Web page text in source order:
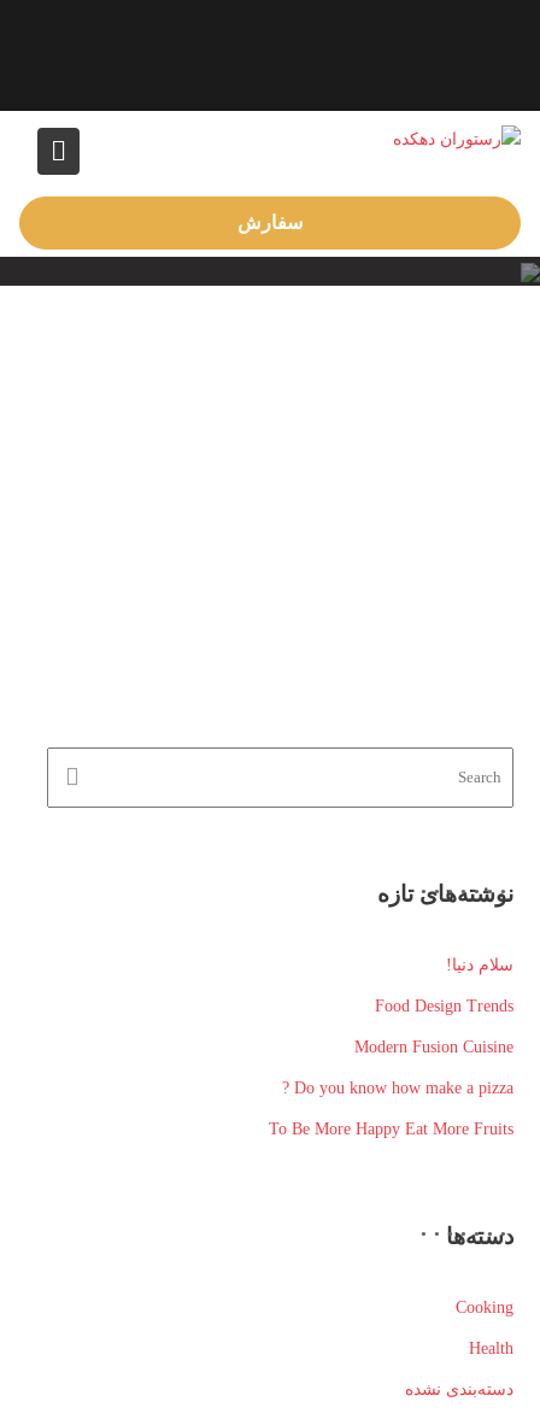
سفارش
نوشته‌های تازه
سلام دنیا!
Food Design Trends
Modern Fusion Cuisine
Do you know how make a pizza ?
To Be More Happy Eat More Fruits
دسته‌ها
Cooking
Health
دسته‌بندی نشده